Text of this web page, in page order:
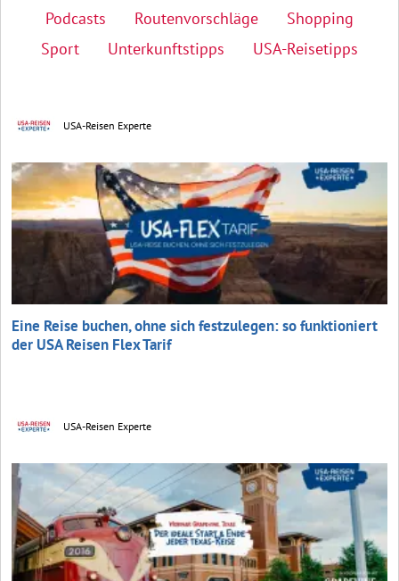
Podcasts
Routenvorschläge
Shopping
Sport
Unterkunftstipps USA-Reisetipps
USA-Reisen Experte
Eine Reise buchen, ohne sich festzulegen: so funktioniert
der USA Reisen Flex Tarif
USA-Reisen Experte